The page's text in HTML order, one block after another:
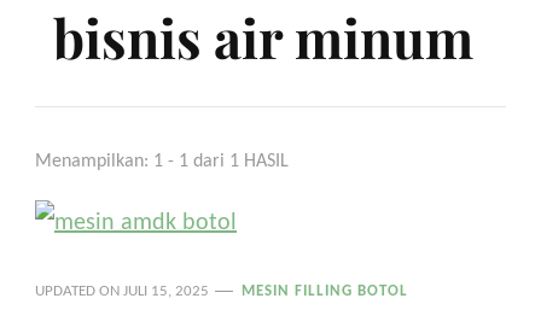
bisnis air minum
Menampilkan: 1 - 1 dari 1 HASIL
UPDATED ONJULI 15, 2025 MESIN FILLING BOTOL